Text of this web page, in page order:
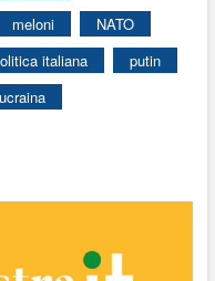
meloni
NATO
italiana
putin
ucraina